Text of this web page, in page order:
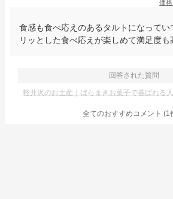
価
食感も食べ応えのあるタルトになってい
リッとした食べ応えが楽しめて満足度
回答された質問
軽井沢のお土産｜ばらまきお菓子で喜ばれる
全てのおすすめコメント (1